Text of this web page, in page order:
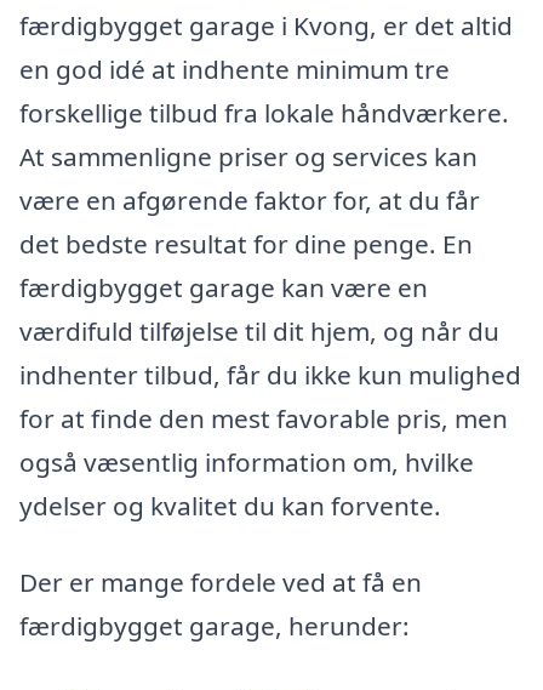
færdigbygget garage i Kvong, er det altid
en god idé at indhente minimum tre
forskellige tilbud fra lokale håndværkere.
At sammenligne priser og services kan
være en afgørende faktor for, at du får
det bedste resultat for dine penge. En
færdigbygget garage kan være en
værdifuld tilføjelse til dit hjem, og når du
indhenter tilbud, får du ikke kun mulighed
for at finde den mest favorable pris, men
også væsentlig information om, hvilke
ydelser og kvalitet du kan forvente.
Der er mange fordele ved at få en
færdigbygget garage, herunder: